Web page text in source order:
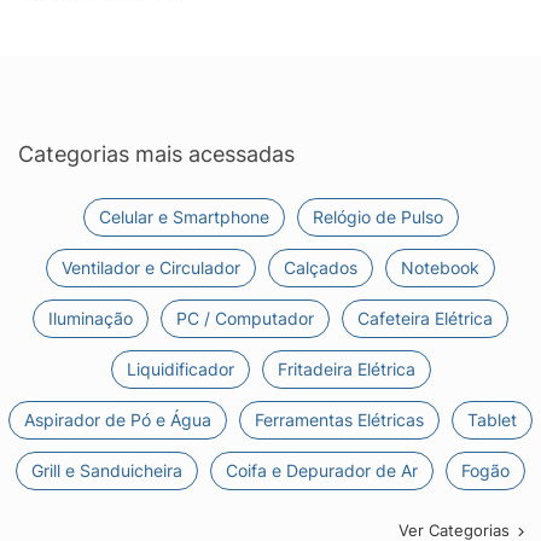
Categorias mais acessadas
Celular e Smartphone Relógio de Pulso
Ventilador e Circulador Calçados Notebook
Iluminação PC / Computador Cafeteira Elétrica
Liquidificador Fritadeira Elétrica
Aspirador de Pó e Água Ferramentas Elétricas Tablet
Grill e Sanduicheira Coifa e Depurador de Ar Fogão
Ver Categorias